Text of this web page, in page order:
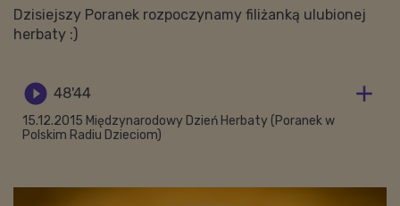
Dzisiejszy Poranek rozpoczynamy filiżanką ulubionej
herbaty :)
 48'44 
15.12.2015 Międzynarodowy Dzień Herbaty (Poranek w
Polskim Radiu Dzieciom)